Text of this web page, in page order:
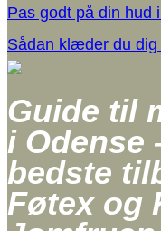
Pas godt på din hud
Sådan klæder du dig
Guide til
i Odense
bedste
Føtex og